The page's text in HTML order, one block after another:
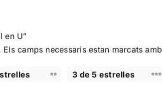
en U”
Els camps necessaris estan marcats amb
3 de 5 estrelles